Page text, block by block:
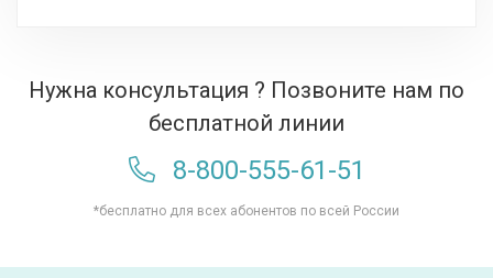
Нужна консультация ? Позвоните нам по
бесплатной линии
8-800-555-61-51
*бесплатно для всех абонентов по всей России